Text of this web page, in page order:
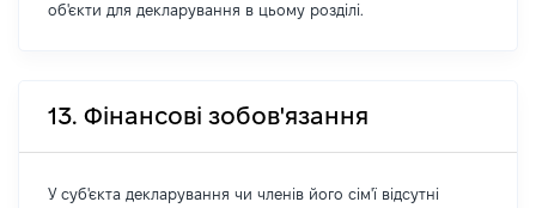
об'єкти для декларування в цьому розділі.
13. Фінансові зобов'язання
У суб'єкта декларування чи членів його сім'ї відсутні